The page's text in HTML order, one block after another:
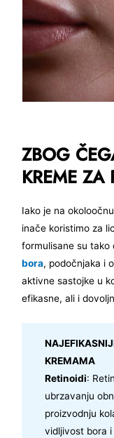
ZBOG
KREME ZA
Iako je na
inače koristimo za
formulisane su tako
bora, podočnjaka i
aktivne sastojke u
efikasne, ali i
KREMAMA
Retinoidi:
ubrzavanju
proizvodnju
vidljivost bora